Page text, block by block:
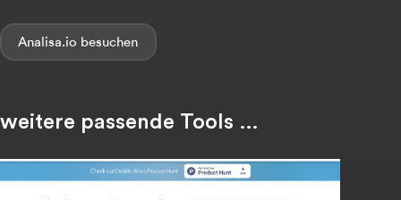
Analisa.io
weitere passende Tools …